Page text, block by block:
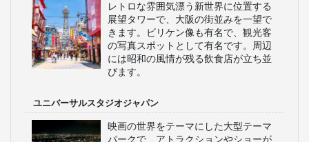
レトロな雰囲気漂う新世界に位置する
展望タワーで、大阪の街並みを一望で
きます。ビリケン像も有名で、観光客
の写真スポットとして有名です。周辺
には昭和の風情が残る飲食店が立ち並
びます。
ユニバーサルスタジオジャパン
映画の世界をテーマにした大型テーマ
パークで、アトラクションやショーが